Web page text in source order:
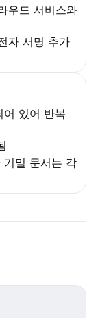
우드 서비스와
자 서명 추가
어 있어 반복
기밀 문서는 각